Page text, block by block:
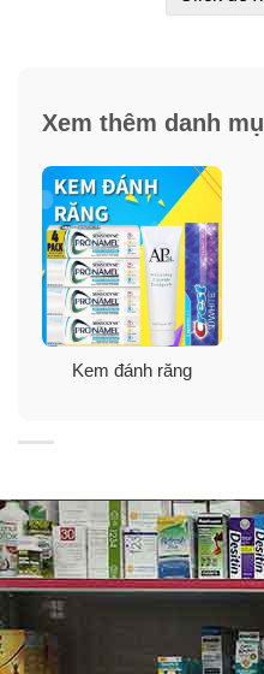
Công dụng kem đánh
Brilliance
Xem thêm danh
Kem đánh răng